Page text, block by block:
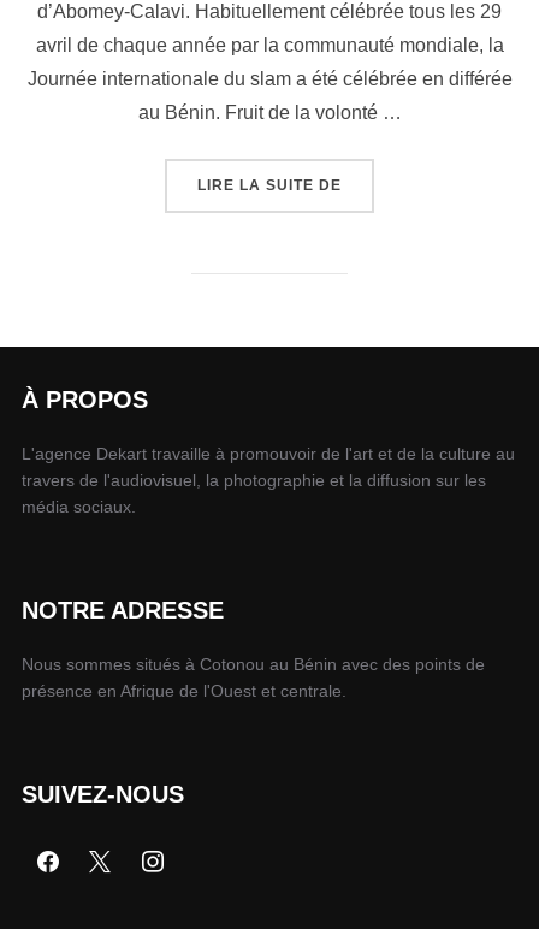
d’Abomey-Calavi. Habituellement célébrée tous les 29
avril de chaque année par la communauté mondiale, la
Journée internationale du slam a été célébrée en différée
au Bénin. Fruit de la volonté …
LIRE LA SUITE DE
À PROPOS
L'agence Dekart travaille à promouvoir de l'art et de la culture au
travers de l'audiovisuel, la photographie et la diffusion sur les
média sociaux.
NOTRE ADRESSE
Nous sommes situés à Cotonou au Bénin avec des points de
présence en Afrique de l'Ouest et centrale.
SUIVEZ-NOUS